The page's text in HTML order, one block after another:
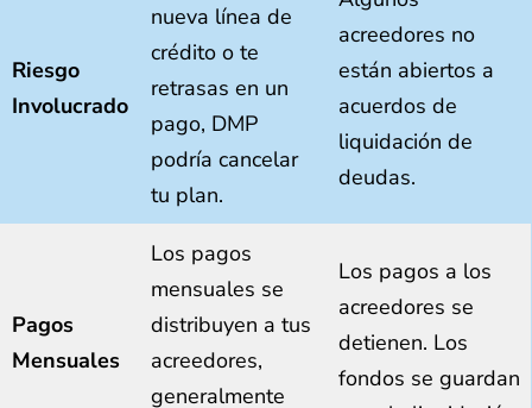
Riesgo
Involucrado
nueva línea de
crédito o te
retrasas en un
pago, DMP
podría cancelar
tu plan.
acreedores no
están abiertos a
acuerdos de
liquidación de
deudas.
Pagos
Mensuales
Los pagos
mensuales se
distribuyen a tus
acreedores,
generalmente
Los pagos a los
acreedores se
detienen. Los
fondos se guardan